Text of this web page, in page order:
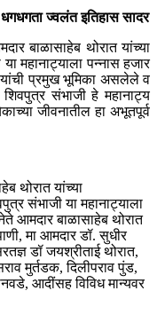
धगधगता ज्वलंत इतिहास सादर
बाळासाहेब थोरात यांच्या
महानाट्याला पन्नास हजार
यांची प्रमुख भूमिका असलेले व
शिवपुत्र संभाजी हे महानाट्य
जीवनातील हा अभूतपूर्व
थोरात यांच्या
संभाजी या महानाट्याला
आमदार बाळासाहेब थोरात
मा आमदार डॉ. सुधीर
डॉ जयश्रीताई थोरात,
मुर्तडक, दिलीपराव पुंड,
आदींसह विविध मान्यवर